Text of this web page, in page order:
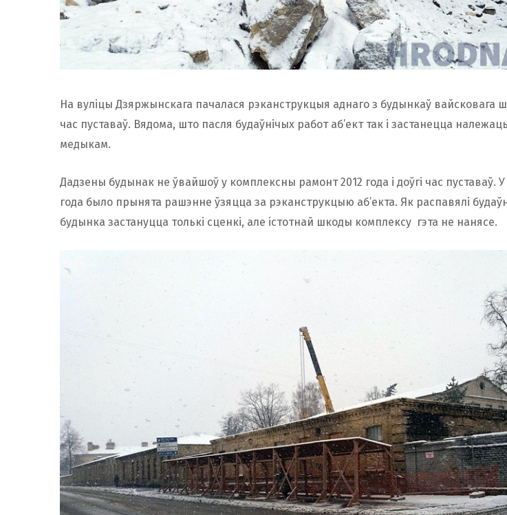
На вуліцы Дзяржынскага пачалася рэканструкцыя аднаго з будынкаў вайсковага
час пуставаў. Вядома, што пасля будаўнічых работ аб’ект так і застанецца
медыкам.
Дадзены будынак не ўвайшоў у комплексны рамонт 2012 года і доўгі час пуставаў.
года было прынята рашэнне ўзяцца за рэканструкцыю аб’екта. Як распавялі
будынка застануцца толькі сценкі, але істотнай шкоды комплексу гэта не нанясе.